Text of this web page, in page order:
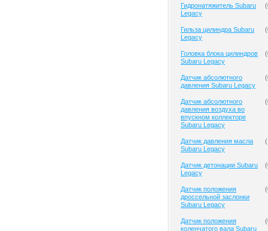
Гидронатяжитель Subaru
Legacy
(
Гильза цилиндра Subaru
Legacy
(
Головка блока цилиндров
Subaru Legacy
(
Датчик абсолютного
давления Subaru Legacy
(
Датчик абсолютного
давления воздуха во
впускном коллекторе
Subaru Legacy
(
Датчик давления масла
Subaru Legacy
(
Датчик детонации Subaru
Legacy
(
Датчик положения
дроссельной заслонки
Subaru Legacy
(
Датчик положения
коленчатого вала Subaru
(